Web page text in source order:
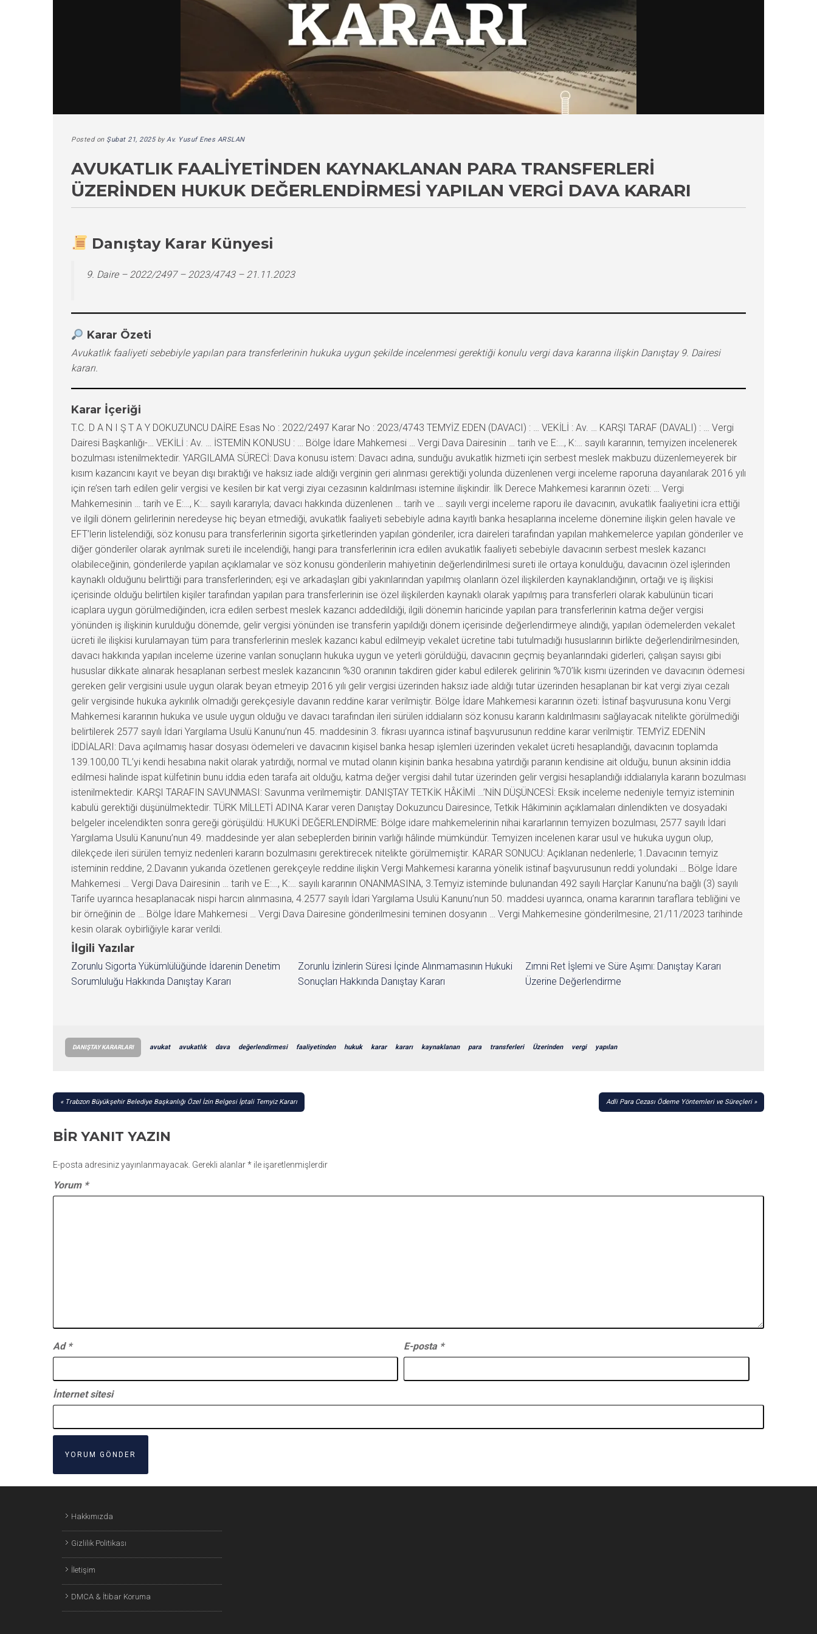
Posted on Şubat 21, 2025byAv. Yusuf Enes ARSLAN
AVUKATLIK FAALIYETINDEN KAYNAKLANAN PARA TRANSFERLERI
ÜZERINDEN HUKUK DEĞERLENDIRMESI YAPILAN VERGI DAVA KARARI
Danıştay Karar Künyesi
9. Daire – 2022/2497 – 2023/4743 – 21.11.2023
Karar Özeti
Avukatlık faaliyeti sebebiyle yapılan para transferlerinin hukuka uygun şekilde incelenmesi gerektiği konulu vergi dava kararına ilişkin Danıştay 9. Dairesi
kararı.
Karar İçeriği
T.C. D A N I Ş T A Y DOKUZUNCU DAİRE Esas No : 2022/2497 Karar No : 2023/4743 TEMYİZ EDEN (DAVACI) : … VEKİLİ : Av. … KARŞI TARAF (DAVALI) : … Vergi
Dairesi Başkanlığı-… VEKİLİ : Av. … İSTEMİN KONUSU : … Bölge İdare Mahkemesi … Vergi Dava Dairesinin … tarih ve E:…, K:… sayılı kararının, temyizen incelenerek
bozulması istenilmektedir. YARGILAMA SÜRECİ: Dava konusu istem: Davacı adına, sunduğu avukatlık hizmeti için serbest meslek makbuzu düzenlemeyerek bir
kısım kazancını kayıt ve beyan dışı bıraktığı ve haksız iade aldığı verginin geri alınması gerektiği yolunda düzenlenen vergi inceleme raporuna dayanılarak 2016 yılı
için re’sen tarh edilen gelir vergisi ve kesilen bir kat vergi ziyaı cezasının kaldırılması istemine ilişkindir. İlk Derece Mahkemesi kararının özeti: … Vergi
Mahkemesinin … tarih ve E:…, K:… sayılı kararıyla; davacı hakkında düzenlenen … tarih ve … sayılı vergi inceleme raporu ile davacının, avukatlık faaliyetini icra ettiği
ve ilgili dönem gelirlerinin neredeyse hiç beyan etmediği, avukatlık faaliyeti sebebiyle adına kayıtlı banka hesaplarına inceleme dönemine ilişkin gelen havale ve
EFT’lerin listelendiği, söz konusu para transferlerinin sigorta şirketlerinden yapılan gönderiler, icra daireleri tarafından yapılan mahkemelerce yapılan gönderiler ve
diğer gönderiler olarak ayrılmak sureti ile incelendiği, hangi para transferlerinin icra edilen avukatlık faaliyeti sebebiyle davacının serbest meslek kazancı
olabileceğinin, gönderilerde yapılan açıklamalar ve söz konusu gönderilerin mahiyetinin değerlendirilmesi sureti ile ortaya konulduğu, davacının özel işlerinden
kaynaklı olduğunu belirttiği para transferlerinden; eşi ve arkadaşları gibi yakınlarından yapılmış olanların özel ilişkilerden kaynaklandığının, ortağı ve iş ilişkisi
içerisinde olduğu belirtilen kişiler tarafından yapılan para transferlerinin ise özel ilişkilerden kaynaklı olarak yapılmış para transferleri olarak kabulünün ticari
icaplara uygun görülmediğinden, icra edilen serbest meslek kazancı addedildiği, ilgili dönemin haricinde yapılan para transferlerinin katma değer vergisi
yönünden iş ilişkinin kurulduğu dönemde, gelir vergisi yönünden ise transferin yapıldığı dönem içerisinde değerlendirmeye alındığı, yapılan ödemelerden vekalet
ücreti ile ilişkisi kurulamayan tüm para transferlerinin meslek kazancı kabul edilmeyip vekalet ücretine tabi tutulmadığı hususlarının birlikte değerlendirilmesinden,
davacı hakkında yapılan inceleme üzerine varılan sonuçların hukuka uygun ve yeterli görüldüğü, davacının geçmiş beyanlarındaki giderleri, çalışan sayısı gibi
hususlar dikkate alınarak hesaplanan serbest meslek kazancının %30 oranının takdiren gider kabul edilerek gelirinin %70’lik kısmı üzerinden ve davacının ödemesi
gereken gelir vergisini usule uygun olarak beyan etmeyip 2016 yılı gelir vergisi üzerinden haksız iade aldığı tutar üzerinden hesaplanan bir kat vergi ziyaı cezalı
gelir vergisinde hukuka aykırılık olmadığı gerekçesiyle davanın reddine karar verilmiştir. Bölge İdare Mahkemesi kararının özeti: İstinaf başvurusuna konu Vergi
Mahkemesi kararının hukuka ve usule uygun olduğu ve davacı tarafından ileri sürülen iddiaların söz konusu kararın kaldırılmasını sağlayacak nitelikte görülmediği
belirtilerek 2577 sayılı İdari Yargılama Usulü Kanunu’nun 45. maddesinin 3. fıkrası uyarınca istinaf başvurusunun reddine karar verilmiştir. TEMYİZ EDENİN
İDDİALARI: Dava açılmamış hasar dosyası ödemeleri ve davacının kişisel banka hesap işlemleri üzerinden vekalet ücreti hesaplandığı, davacının toplamda
139.100,00 TL’yi kendi hesabına nakit olarak yatırdığı, normal ve mutad olanın kişinin banka hesabına yatırdığı paranın kendisine ait olduğu, bunun aksinin iddia
edilmesi halinde ispat külfetinin bunu iddia eden tarafa ait olduğu, katma değer vergisi dahil tutar üzerinden gelir vergisi hesaplandığı iddialarıyla kararın bozulması
istenilmektedir. KARŞI TARAFIN SAVUNMASI: Savunma verilmemiştir. DANIŞTAY TETKİK HÂKİMİ …’NİN DÜŞÜNCESİ: Eksik inceleme nedeniyle temyiz isteminin
kabulü gerektiği düşünülmektedir. TÜRK MİLLETİ ADINA Karar veren Danıştay Dokuzuncu Dairesince, Tetkik Hâkiminin açıklamaları dinlendikten ve dosyadaki
belgeler incelendikten sonra gereği görüşüldü: HUKUKİ DEĞERLENDİRME: Bölge idare mahkemelerinin nihai kararlarının temyizen bozulması, 2577 sayılı İdari
Yargılama Usulü Kanunu’nun 49. maddesinde yer alan sebeplerden birinin varlığı hâlinde mümkündür. Temyizen incelenen karar usul ve hukuka uygun olup,
dilekçede ileri sürülen temyiz nedenleri kararın bozulmasını gerektirecek nitelikte görülmemiştir. KARAR SONUCU: Açıklanan nedenlerle; 1.Davacının temyiz
isteminin reddine, 2.Davanın yukarıda özetlenen gerekçeyle reddine ilişkin Vergi Mahkemesi kararına yönelik istinaf başvurusunun reddi yolundaki … Bölge İdare
Mahkemesi … Vergi Dava Dairesinin … tarih ve E:…, K:… sayılı kararının ONANMASINA, 3.Temyiz isteminde bulunandan 492 sayılı Harçlar Kanunu’na bağlı (3) sayılı
Tarife uyarınca hesaplanacak nispi harcın alınmasına, 4.2577 sayılı İdari Yargılama Usulü Kanunu’nun 50. maddesi uyarınca, onama kararının taraflara tebliğini ve
bir örneğinin de … Bölge İdare Mahkemesi … Vergi Dava Dairesine gönderilmesini teminen dosyanın … Vergi Mahkemesine gönderilmesine, 21/11/2023 tarihinde
kesin olarak oybirliğiyle karar verildi.
İlgili Yazılar
Zorunlu Sigorta Yükümlülüğünde İdarenin Denetim
Sorumluluğu Hakkında Danıştay Kararı
Zorunlu İzinlerin Süresi İçinde Alınmamasının Hukuki
Sonuçları Hakkında Danıştay Kararı
Zımni Ret İşlemi ve Süre Aşımı: Danıştay Kararı
Üzerine Değerlendirme
DANIŞTAY KARARLARI avukat avukatlık dava değerlendirmesi faaliyetinden hukuk karar kararı kaynaklanan para transferleri Üzerinden vergi yapılan
YAZI
Trabzon Büyükşehir Belediye Başkanlığı Özel İzin Belgesi İptali Temyiz Kararı Adli Para Cezası Ödeme Yöntemleri ve Süreçleri
BIR YANIT YAZIN
E-posta adresiniz yayınlanmayacak. Gerekli alanlar* ile işaretlenmişlerdir
Yorum *
Ad * E-posta *
İnternet sitesi
Hakkımızda
Gizlilik Politikası
İletişim
DMCA & İtibar Koruma